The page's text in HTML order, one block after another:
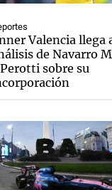
Valencia llega
de Navarro
sobre su
Cadena